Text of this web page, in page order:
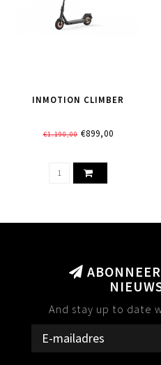
INMOTION CLIMBER
€1.190,00€899,00
And stay up to date